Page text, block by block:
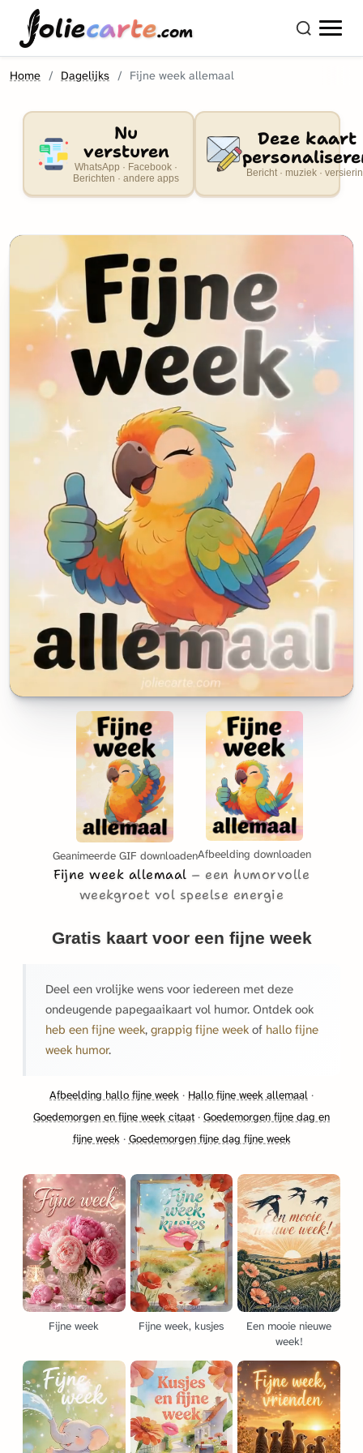
oliecarte.com
Home Dagelijks Fijne week allemaal
Nu
versturen
WhatsApp · Facebook ·
Berichten · andere apps
Deze kaart
Bericht · muziek ·
Geanimeerde GIF downloadenAfbeelding downloaden
Fijne week allemaal
een humorvolle
weekgroet vol speelse energie
Gratis kaart voor een fijne week
Deel een vrolijke wens voor iedereen met deze
ondeugende papegaaikaart vol humor. Ontdek ook
heb een fijne week, grappig fijne week of hallo fijne
week humor.
Afbeelding hallo fijne week · Hallo fijne week allemaal ·
Goedemorgen en fijne week citaat · Goedemorgen fijne dag en
fijne week· Goedemorgen fijne dag fijne week
Fijne week Fijne week, kusjes
Een mooie nieuwe
week!